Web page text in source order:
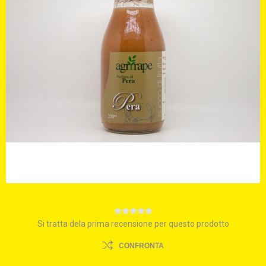
Si tratta dela prima recensione per questo prodotto
CONFRONTA